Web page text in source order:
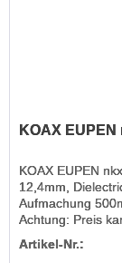
KOAX
KOAX EUPEN
12,4mm,
Aufmachung
Achtung: Preis
Artikel-Nr.: